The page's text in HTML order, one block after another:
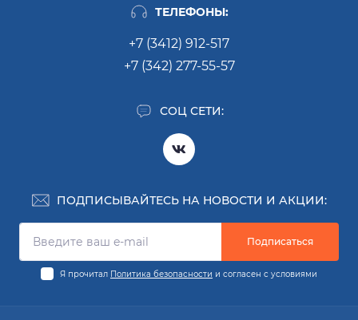
ТЕЛЕФОНЫ:
+7 (3412) 912-517
+7 (342) 277-55-57
СОЦ СЕТИ:
ПОДПИСЫВАЙТЕСЬ НА НОВОСТИ И АКЦИИ:
Подписаться
Я прочитал Политика безопасности и согласен с условиями